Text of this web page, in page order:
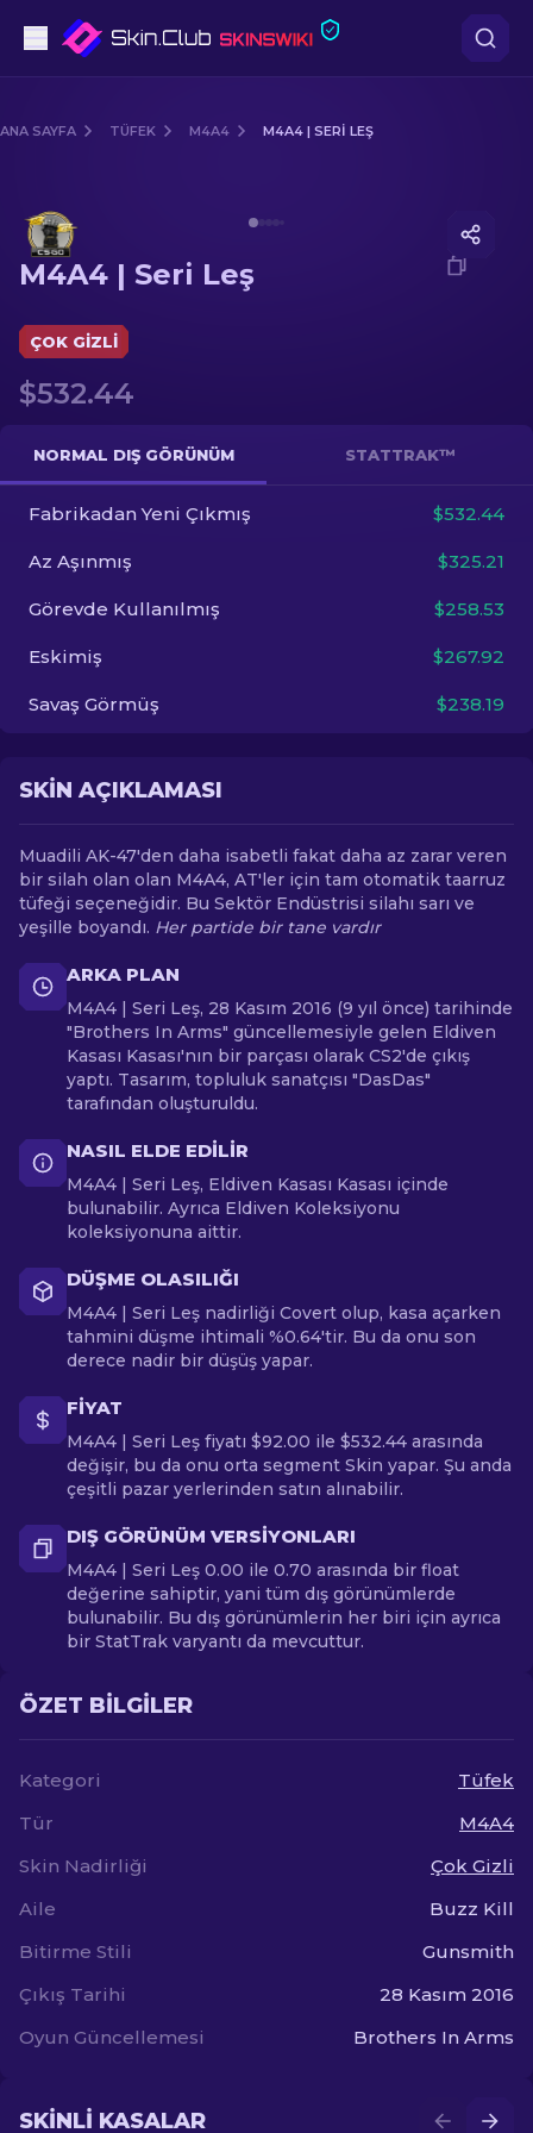
Tüfek
Dürbünlü Tüfek
Bıçaklar
Eldiven
Kasalar
Diğer
ANA SAYFA TÜFEK M4A4 M4A4 | SERI LEŞ
M4A4 | Seri Leş
ÇOK GIZLI
$532.44
NORMAL DIŞ GÖRÜNÜM STATTRAK™
Fabrikadan Yeni Çıkmış $532.44
Az Aşınmış $325.21
Görevde Kullanılmış $258.53
Eskimiş $267.92
Savaş Görmüş $238.19
SKIN AÇIKLAMASI
Muadili AK-47'den daha isabetli fakat daha az zarar veren
bir silah olan olan M4A4, AT'ler için tam otomatik taarruz
tüfeği seçeneğidir. Bu Sektör Endüstrisi silahı sarı ve
yeşille boyandı. Her partide bir tane vardır
ARKA PLAN
M4A4 | Seri Leş, 28 Kasım 2016 (9 yıl önce) tarihinde
"Brothers In Arms" güncellemesiyle gelen Eldiven
Kasası Kasası'nın bir parçası olarak CS2'de çıkış
yaptı. Tasarım, topluluk sanatçısı "DasDas"
tarafından oluşturuldu.
NASIL ELDE EDILIR
M4A4 | Seri Leş, Eldiven Kasası Kasası içinde
bulunabilir. Ayrıca Eldiven Koleksiyonu
koleksiyonuna aittir.
DÜŞME OLASILIĞI
M4A4 | Seri Leş nadirliği Covert olup, kasa açarken
tahmini düşme ihtimali %0.64'tir. Bu da onu son
derece nadir bir düşüş yapar.
FIYAT
M4A4 | Seri Leş fiyatı $92.00 ile $532.44 arasında
değişir, bu da onu orta segment Skin yapar. Şu anda
çeşitli pazar yerlerinden satın alınabilir.
DIŞ GÖRÜNÜM VERSIYONLARI
M4A4 | Seri Leş 0.00 ile 0.70 arasında bir float
değerine sahiptir, yani tüm dış görünümlerde
bulunabilir. Bu dış görünümlerin her biri için ayrıca
bir StatTrak varyantı da mevcuttur.
ÖZET BILGILER
Kategori
Tüfek
Tür
M4A4
Skin Nadirliği
Çok Gizli
Aile
Buzz Kill
Bitirme Stili
Gunsmith
Çıkış Tarihi
28 Kasım 2016
Oyun Güncellemesi
Brothers In Arms
SKINLI KASALAR